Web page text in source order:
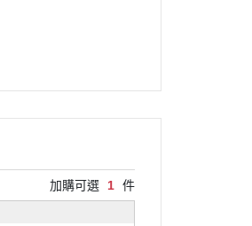
加購可選 1 件